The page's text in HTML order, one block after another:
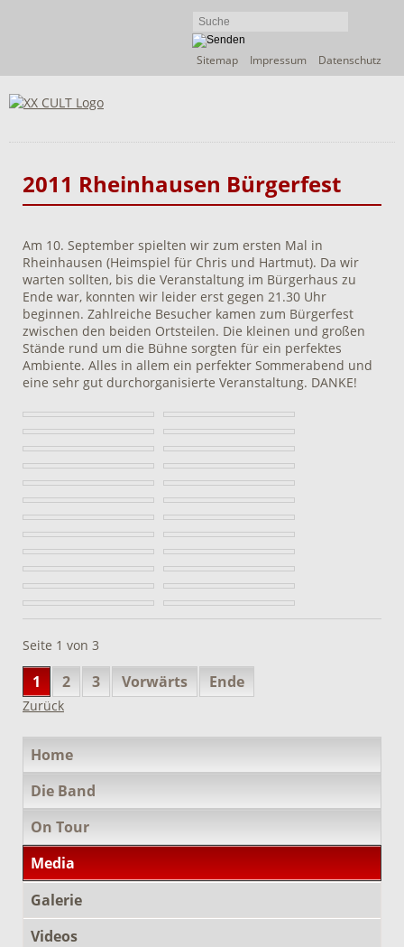
Navigation
Sitemap Impressum Datenschutz
2011 Rheinhausen Bürgerfest
Am 10. September spielten wir zum ersten Mal in
Rheinhausen (Heimspiel für Chris und Hartmut). Da wir
warten sollten, bis die Veranstaltung im Bürgerhaus zu
Ende war, konnten wir leider erst gegen 21.30 Uhr
beginnen. Zahlreiche Besucher kamen zum Bürgerfest
zwischen den beiden Ortsteilen. Die kleinen und großen
Stände rund um die Bühne sorgten für ein perfektes
Ambiente. Alles in allem ein perfekter Sommerabend und
eine sehr gut durchorganisierte Veranstaltung. DANKE!
Seite 1 von 3
1 2 3 Vorwärts Ende
Zurück
überspringen
Home
Die Band
On Tour
Media
Galerie
Videos